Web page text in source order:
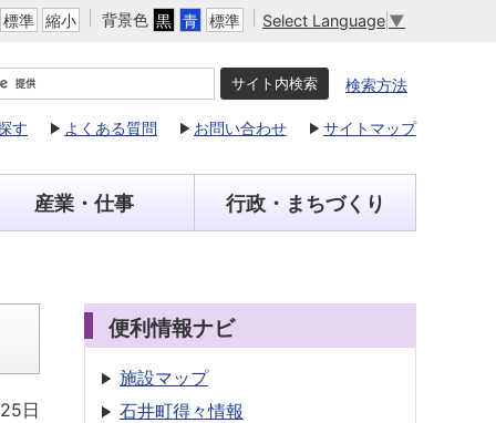
標準 縮小 背景色 黒 青 標準 Select Language ▼
検索方法
す よくある質問 お問い合わせ サイトマップ
産業・仕事 行政・まちづくり
日
便利情報ナビ
施設マップ
石井町得々情報